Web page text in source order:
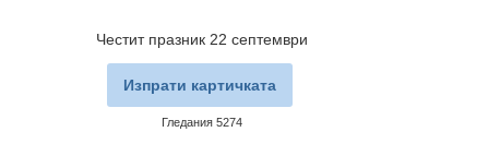
Честит празник 22 септември
Изпрати картичката
Гледания 5274